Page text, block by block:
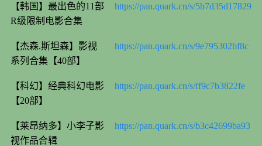
【韩国】最出色的11部
R级限制电影合集
https://pan.quark.cn/s/5b7d35d17829
【杰森.斯坦森】影视
系列合集【40部】
https://pan.quark.cn/s/9e795302bf8c
【科幻】经典科幻电影
【20部】
https://pan.quark.cn/s/ff9c7b3822fe
【莱昂纳多】小李子影
视作品合辑
https://pan.quark.cn/s/b3c42699ba93